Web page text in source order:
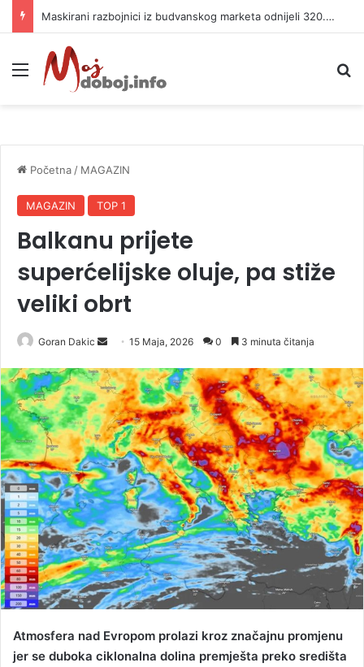
Maskirani razbojnici iz budvanskog marketa odnijeli 320.000 evra
Meni
Početna / MAGAZIN
MAGAZIN TOP 1
Balkanu prijete
superćelijske oluje, pa stiže
veliki obrt
Goran Dakic
n
d
a
n
e
m
a
i
l
15 Maja, 2026 0 3 minuta čitanja
Atmosfera nad Evropom prolazi kroz značajnu promjenu
jer se duboka ciklonalna dolina premješta preko središta